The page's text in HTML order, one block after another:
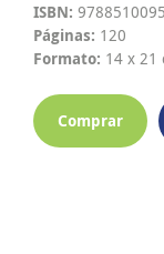
ISBN:
Páginas: 120
Formato: 14 x 21
Comprar